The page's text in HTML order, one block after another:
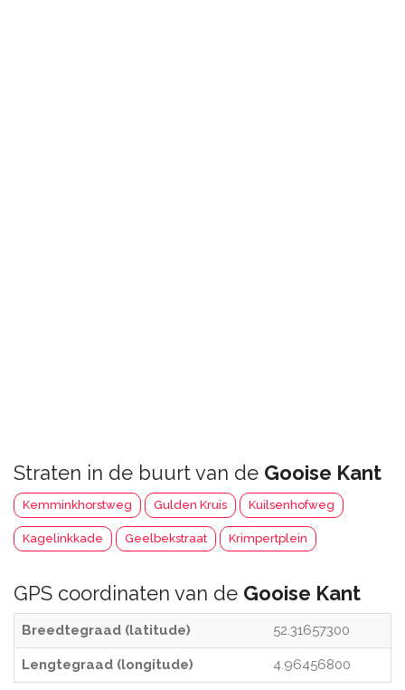
Straten in de buurt van de Gooise Kant
Kemminkhorstweg Gulden Kruis Kuilsenhofweg
Kagelinkkade Geelbekstraat Krimpertplein
GPS coordinaten van de Gooise Kant
Breedtegraad (latitude) 52.31657300
Lengtegraad (longitude) 4.96456800